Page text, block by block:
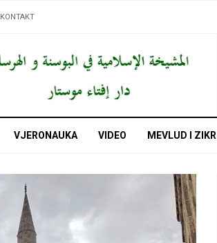
KONTAKT
VJERONAUKA VIDEO MEVLUD I ZIKR